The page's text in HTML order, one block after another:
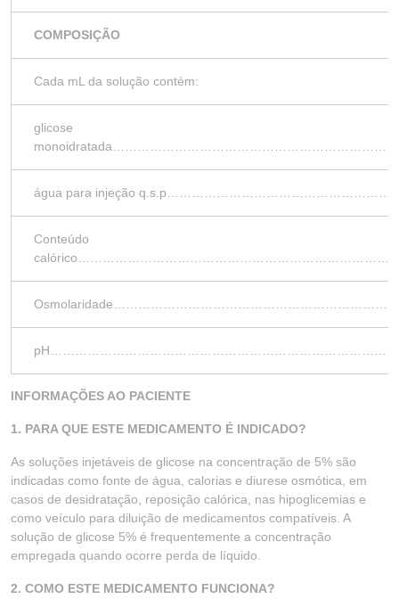
COMPOSIÇÃO
Cada mL da solução contém:
glicose
água para injeção
Conteúdo
INFORMAÇÕES AO PACIENTE
1. PARA QUE ESTE MEDICAMENTO É INDICADO?
As soluções injetáveis de glicose na concentração de 5% são
indicadas como fonte de água, calorias e diurese osmótica, em
casos de desidratação, reposição calórica, nas hipoglicemias e
como veículo para diluição de medicamentos compatíveis. A
solução de glicose 5% é frequentemente a concentração
empregada quando ocorre perda de líquido.
2. COMO ESTE MEDICAMENTO FUNCIONA?